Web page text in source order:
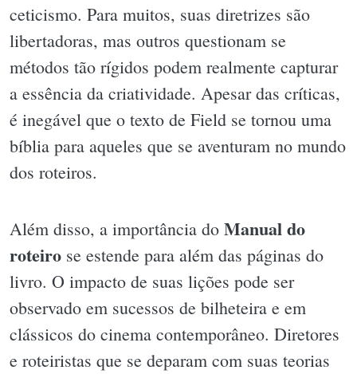
ceticismo. Para muitos, suas diretrizes são
libertadoras, mas outros questionam se
métodos tão rígidos podem realmente capturar
a essência da criatividade. Apesar das críticas,
é inegável que o texto de Field se tornou uma
bíblia para aqueles que se aventuram no mundo
dos roteiros.
Além disso, a importância do Manual do
roteiro se estende para além das páginas do
livro. O impacto de suas lições pode ser
observado em sucessos de bilheteira e em
clássicos do cinema contemporâneo. Diretores
e roteiristas que se deparam com suas teorias